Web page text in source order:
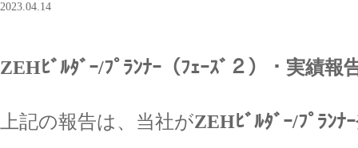
2023.04.14
ZEHﾋﾞﾙﾀﾞｰ/ﾌﾟﾗﾝﾅｰ（ﾌｪｰｽﾞ２）・実績報
上記の報告は、当社がZEHﾋﾞﾙﾀﾞｰ/ﾌﾟﾗﾝﾅ